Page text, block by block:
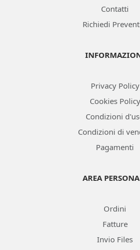
Contatti
Richiedi
Privacy Policy
Cookies Policy
Condizioni
Condizioni di
Pagamenti
AREA
Ordini
Fatture
Invio Files